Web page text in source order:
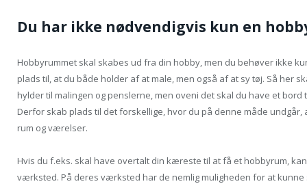
Du har ikke nødvendigvis kun en
Hobbyrummet skal skabes ud fra din hobby, men du behøver ikke
plads til, at du både holder af at male, men også af at sy tøj. Så her
hylder til malingen og penslerne, men oveni det skal du have et
Derfor skab plads til det forskellige, hvor du på denne måde
rum og værelser.
Hvis du f.eks. skal have overtalt din kæreste til at få et hobbyrum,
værksted. På deres værksted har de nemlig muligheden for at kunne